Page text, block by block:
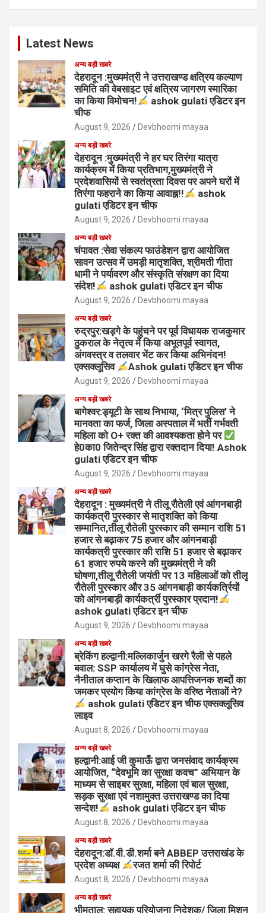
Latest News
अन्य बड़ी खबरे
देहरादून :मुख्यमंत्री ने उत्तराखण्ड क्षत्रिय कल्याण
समिति की वेबसाइट एवं क्षत्रिय जागरण स्मारिका
का किया विमोचन!
ashok gulati एडिटर इन
चीफ
August 9, 2026 Devbhoomi mayaa
अन्य बड़ी खबरे
देहरादून :मुख्यमंत्री ने हर घर तिरंगा यात्रा
कार्यक्रम में किया प्रतिभाग,मुख्यमंत्री ने
प्रदेशवासियों से स्वतंत्रता दिवस पर अपने घरों में
तिरंगा फहराने का किया आवाह्न!!
ashok
gulati एडिटर इन चीफ
August 9, 2026 Devbhoomi mayaa
अन्य बड़ी खबरे
चंपावत :सेवा संकल्प फाउंडेशन द्वारा आयोजित
सावन उत्सव में उमड़ी मातृशक्ति, श्रीमती गीता
धामी ने पर्यावरण और संस्कृति संरक्षण का दिया
संदेश!
ashok gulati एडिटर इन चीफ
August 9, 2026 Devbhoomi mayaa
अन्य बड़ी खबरे
रुद्रपुर:खड़गे के पहुंचने पर पूर्व विधायक राजकुमार
ठुकराल के नेतृत्व में किया अभूतपूर्व स्वागत,
अंगवस्त्र व तलवार भेंट कर किया अभिनंदन!
एक्सक्लूसिव
Ashok gulati एडिटर इन चीफ
August 9, 2026 Devbhoomi mayaa
अन्य बड़ी खबरे
बागेश्वर:ड्यूटी के साथ निभाया, ‘मित्र पुलिस’ ने
मानवता का फर्ज, जिला अस्पताल में भर्ती गर्भवती
महिला को O+ रक्त की आवश्यकता होने पर
हे0का0 जितेन्द्र सिंह द्वारा रक्तदान दिया! Ashok
gulati एडिटर इन चीफ
August 9, 2026 Devbhoomi mayaa
अन्य बड़ी खबरे
देहरादून : मुख्यमंत्री ने तीलू रौतेली एवं आंगनबाड़ी
कार्यकत्री पुरस्कार से मातृशक्ति को किया
सम्मानित,तीलू रौतेली पुरस्कार की सम्मान राशि 51
हजार से बढ़ाकर 75 हजार और आंगनबाड़ी
कार्यकत्री पुरस्कार की राशि 51 हजार से बढ़ाकर
61 हजार रुपये करने की मुख्यमंत्री ने की
घोषणा,तीलू रौतेली जयंती पर 13 महिलाओं को तीलू
रौतेली पुरस्कार और 35 आंगनबाड़ी कार्यकर्त्रियों
को आंगनबाड़ी कार्यकर्त्री पुरस्कार प्रदान!
ashok gulati एडिटर इन चीफ
August 9, 2026 Devbhoomi mayaa
अन्य बड़ी खबरे
ब्रेकिंग हल्द्वानी:मल्लिकार्जुन खरगे रैली से पहले
बवाल: SSP कार्यालय में घुसे कांग्रेस नेता,
नैनीताल कप्तान के खिलाफ आपत्तिजनक शब्दों का
जमकर प्रयोग किया कांग्रेस के वरिष्ठ नेताओं ने?
ashok gulati एडिटर इन चीफ एक्सक्लूसिव
लाइव
August 8, 2026 Devbhoomi mayaa
अन्य बड़ी खबरे
हल्द्वानी:आई जी कुमाऊँ द्वारा जनसंवाद कार्यक्रम
आयोजित, “देवभूमि का सुरक्षा कवच” अभियान के
माध्यम से साइबर सुरक्षा, महिला एवं बाल सुरक्षा,
सड़क सुरक्षा एवं नशामुक्त उत्तराखण्ड का दिया
सन्देश!
ashok gulati एडिटर इन चीफ
August 8, 2026 Devbhoomi mayaa
अन्य बड़ी खबरे
देहरादून:डॉ.वी.डी.शर्मा बने ABBEP उत्तराखंड के
प्रदेश अध्यक्ष
रजत शर्मा की रिपोर्ट
August 8, 2026 Devbhoomi mayaa
अन्य बड़ी खबरे
भीमताल: सहायक परियोजना निदेशक/ जिला मिशन